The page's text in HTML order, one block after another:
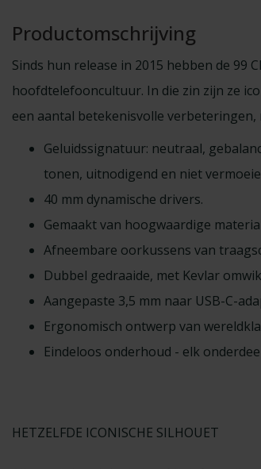
Productomschrijving
Sinds hun release in 2015 hebben de 99
hoofdtelefooncultuur. In die zin zijn ze
een aantal betekenisvolle
Geluidssignatuur: neutraal,
tonen, uitnodigend en niet
40 mm dynamische drivers.
Gemaakt van hoogwaardige
Afneembare oorkussens van
Dubbel gedraaide, met Kevlar
Aangepaste 3,5 mm naar USB-C-
Ergonomisch ontwerp van
Eindeloos onderhoud - elk
HETZELFDE ICONISCHE SILHOUET